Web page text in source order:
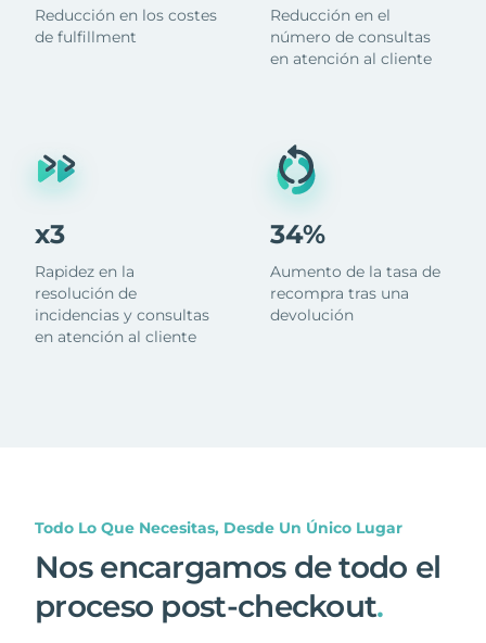
Reducción en los costes
de fulfillment
x3
Rapidez en la
resolución de
incidencias y consultas
en atención al cliente
Reducción en el
número de consultas
en atención al cliente
34%
Aumento de la tasa de
recompra tras una
devolución
Todo Lo Que Necesitas, Desde Un Único Lugar
Nos encargamos de todo el
proceso post-checkout.